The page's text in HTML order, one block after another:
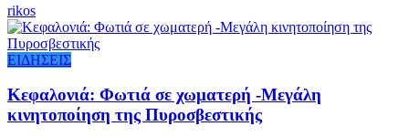
rikos
ΕΙΔΗΣΕΙΣ
Κεφαλονιά: Φωτιά σε χωματερή -Μεγάλη
κινητοποίηση της Πυροσβεστικής